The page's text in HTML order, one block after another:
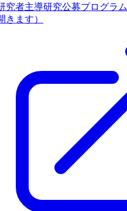
究者主導研究公募プログラム
きます）